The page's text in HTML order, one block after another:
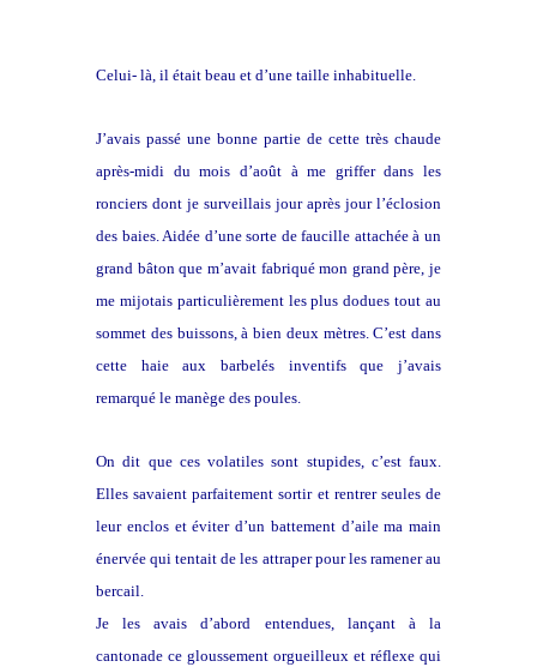
Celui- là, il était beau et d’une taille inhabituelle.
J’avais passé une bonne partie de cette très chaude
après-midi du mois d’août à me griffer dans les
ronciers dont je surveillais jour après jour l’éclosion
des baies. Aidée d’une sorte de faucille attachée à un
grand bâton que m’avait fabriqué mon grand père, je
me mijotais particulièrement les plus dodues tout au
sommet des buissons, à bien deux mètres. C’est dans
cette haie aux barbelés inventifs que j’avais
remarqué le manège des poules.
On dit que ces volatiles sont stupides, c’est faux.
Elles savaient parfaitement sortir et rentrer seules de
leur enclos et éviter d’un battement d’aile ma main
énervée qui tentait de les attraper pour les ramener au
bercail.
Je les avais d’abord entendues, lançant à la
cantonade ce gloussement orgueilleux et réflexe qui